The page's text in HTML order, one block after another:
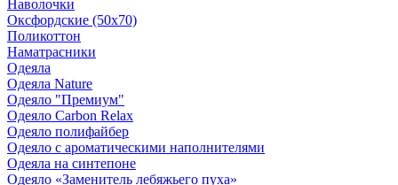
Наволочки
Оксфордские (50х70)
Поликоттон
Наматрасники
Одеяла
Одеяла Nature
Одеяло "Премиум"
Одеяло Carbon Relax
Одеяло полифайбер
Одеяло с ароматическими наполнителями
Одеяла на синтепоне
Одеяло «Заменитель лебяжьего пуха»